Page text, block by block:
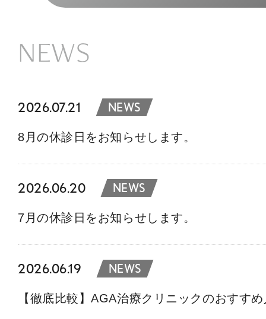
NEWS
2026.07.21 NEWS
8月の休診日をお知らせします。
2026.06.20 NEWS
7月の休診日をお知らせします。
2026.06.19 NEWS
【徹底比較】AGA治療クリニックのおすす